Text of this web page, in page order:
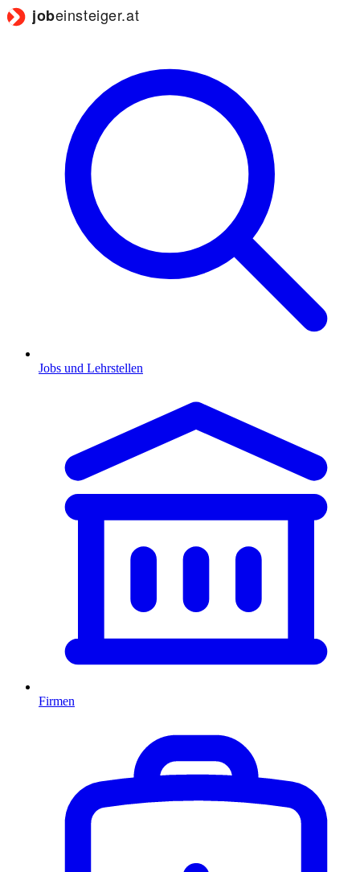
Jobs und Lehrstellen
Firmen